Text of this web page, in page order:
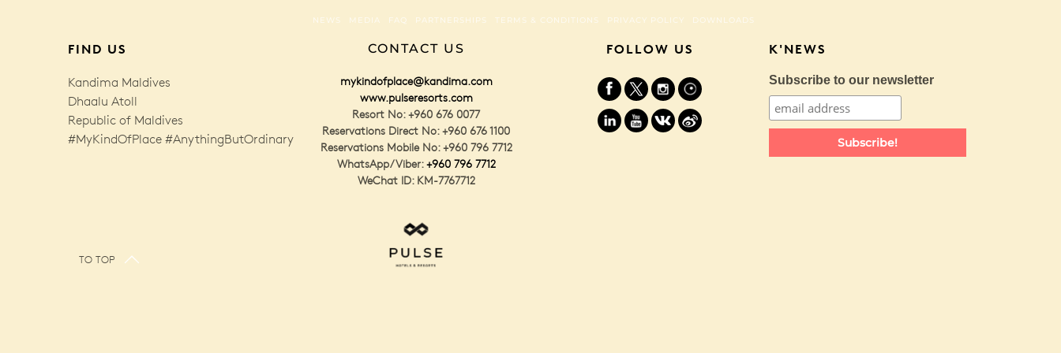
NEWS MEDIA FAQ PARTNERSHIPS TERMS & CONDITIONS PRIVACY POLICY DOWNLOADS
FIND US
Kandima Maldives
Dhaalu Atoll
Republic of Maldives
#MyKindOfPlace #AnythingButOrdinary
CONTACT US
mykindofplace@kandima.com
www.pulseresorts.com
Resort No: +960 676 0077
Reservations Direct No: +960 676 1100
Reservations Mobile No: +960 796 7712
WhatsApp/Viber:+960 796 7712
WeChat ID: KM-7767712
FOLLOW US K'NEWS
Subscribe to our newsletter
Subscribe!
TO TOP